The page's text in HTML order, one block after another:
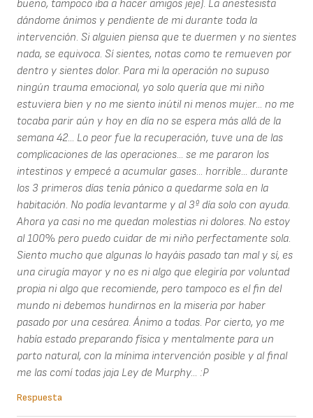
bueno, tampoco iba a hacer amigos jeje). La anestesista
dándome ánimos y pendiente de mi durante toda la
intervención. Si alguien piensa que te duermen y no sientes
nada, se equivoca. Sí sientes, notas como te remueven por
dentro y sientes dolor. Para mi la operación no supuso
ningún trauma emocional, yo solo quería que mi niño
estuviera bien y no me siento inútil ni menos mujer... no me
tocaba parir aún y hoy en día no se espera más allá de la
semana 42... Lo peor fue la recuperación, tuve una de las
complicaciones de las operaciones... se me pararon los
intestinos y empecé a acumular gases... horrible... durante
los 3 primeros días tenía pánico a quedarme sola en la
habitación. No podía levantarme y al 3º día solo con ayuda.
Ahora ya casi no me quedan molestias ni dolores. No estoy
al 100% pero puedo cuidar de mi niño perfectamente sola.
Siento mucho que algunas lo hayáis pasado tan mal y sí, es
una cirugía mayor y no es ni algo que elegiría por voluntad
propia ni algo que recomiende, pero tampoco es el fin del
mundo ni debemos hundirnos en la miseria por haber
pasado por una cesárea. Ánimo a todas. Por cierto, yo me
había estado preparando física y mentalmente para un
parto natural, con la mínima intervención posible y al final
me las comí todas jaja Ley de Murphy... :P
Respuesta